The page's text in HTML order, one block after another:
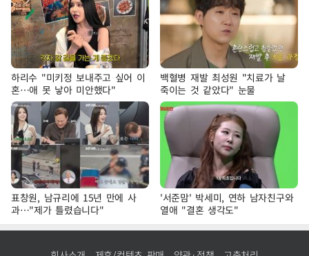
하리수 "미키정 보내주고 싶어 이
혼…애 못 낳아 미안했다"
백혈병 재발 최성원 "치료가 날
죽이는 것 같았다" 눈물
표창원, 남규리에 15년 만에 사
과…"제가 틀렸습니다"
'서준맘' 박세미, 연하 남자친구와
열애 "결혼 생각도"